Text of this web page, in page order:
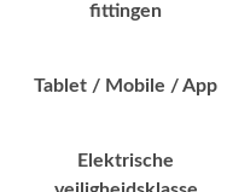
fittingen
Tablet / Mobile / App
Elektrische